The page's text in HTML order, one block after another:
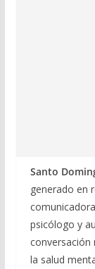
Santo
generado en
psicólogo y
conversación
la salud